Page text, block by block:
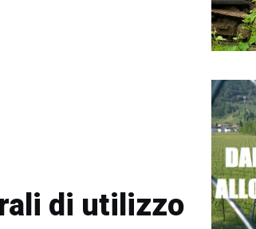
di utilizzo